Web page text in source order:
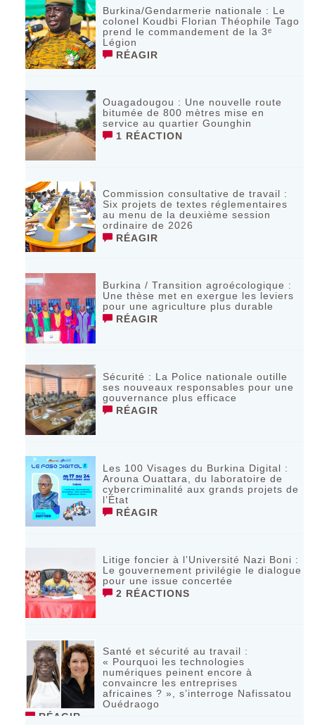
Burkina/Gendarmerie nationale : Le
colonel Koudbi Florian Théophile Tago
prend le commandement de la 3ᵉ
Légion
RÉAGIR
Ouagadougou : Une nouvelle route
bitumée de 800 mètres mise en
service au quartier Gounghin
1 RÉACTION
Commission consultative de travail :
Six projets de textes réglementaires
au menu de la deuxième session
ordinaire de 2026
RÉAGIR
Burkina / Transition agroécologique :
Une thèse met en exergue les leviers
pour une agriculture plus durable
RÉAGIR
Sécurité : La Police nationale outille
ses nouveaux responsables pour une
gouvernance plus efficace
RÉAGIR
Les 100 Visages du Burkina Digital :
Arouna Ouattara, du laboratoire de
cybercriminalité aux grands projets de
l’État
RÉAGIR
Litige foncier à l’Université Nazi Boni :
Le gouvernement privilégie le dialogue
pour une issue concertée
2 RÉACTIONS
Santé et sécurité au travail :
« Pourquoi les technologies
numériques peinent encore à
convaincre les entreprises
africaines ? », s’interroge Nafissatou
Ouédraogo
RÉAGIR